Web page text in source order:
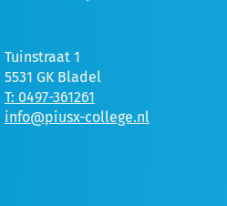
Tuinstraat 1
5531 GK Bladel
T: 0497-361261
info@piusx-college.nl